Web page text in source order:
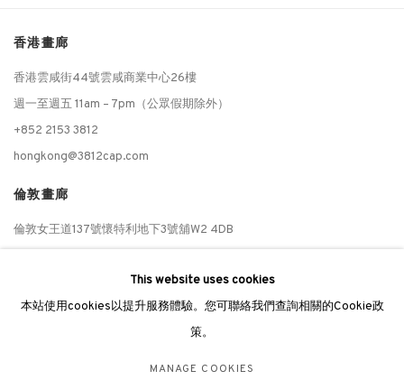
香港畫廊
香港雲咸街44號雲咸商業中心26樓
週一至週五 11am – 7pm（公眾假期除外）
+852 2153 3812
hongkong@3812cap.com
倫敦畫廊
倫敦女王道137號懷特利地下3號舖W2 4DB
london@3812cap.com
This website uses cookies
本站使用cookies以提升服務體驗。您可聯絡我們查詢相關的Cookie政
策。
MANAGE COOKIES